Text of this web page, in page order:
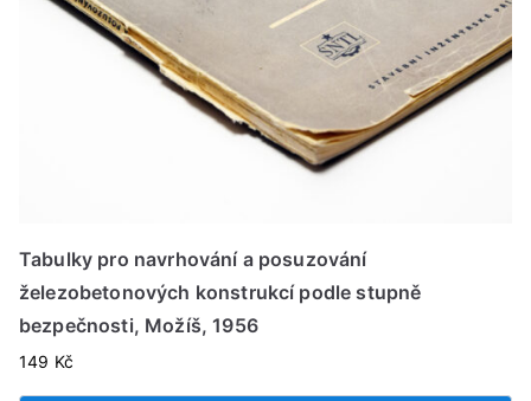
Tabulky pro navrhování a posuzování
železobetonových konstrukcí podle stupně
bezpečnosti, Možíš, 1956
149 Kč